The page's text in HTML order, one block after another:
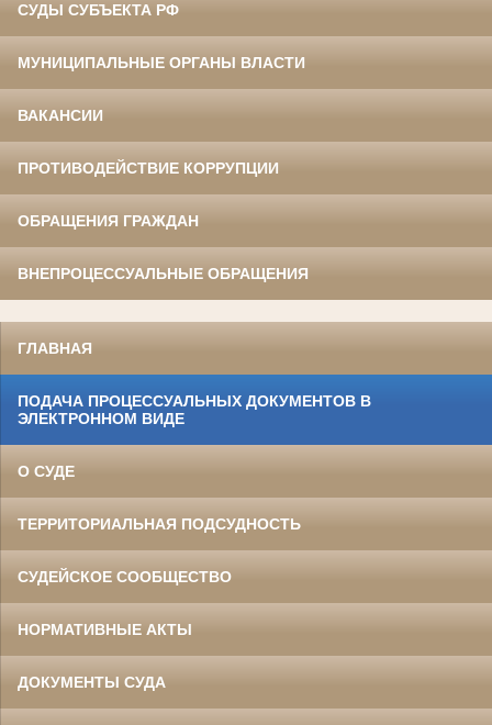
СУДЫ СУБЪЕКТА РФ
МУНИЦИПАЛЬНЫЕ ОРГАНЫ ВЛАСТИ
ВАКАНСИИ
ПРОТИВОДЕЙСТВИЕ КОРРУПЦИИ
ОБРАЩЕНИЯ ГРАЖДАН
ВНЕПРОЦЕССУАЛЬНЫЕ ОБРАЩЕНИЯ
ГЛАВНАЯ
ПОДАЧА ПРОЦЕССУАЛЬНЫХ ДОКУМЕНТОВ В
ЭЛЕКТРОННОМ ВИДЕ
О СУДЕ
ТЕРРИТОРИАЛЬНАЯ ПОДСУДНОСТЬ
СУДЕЙСКОЕ СООБЩЕСТВО
НОРМАТИВНЫЕ АКТЫ
ДОКУМЕНТЫ СУДА